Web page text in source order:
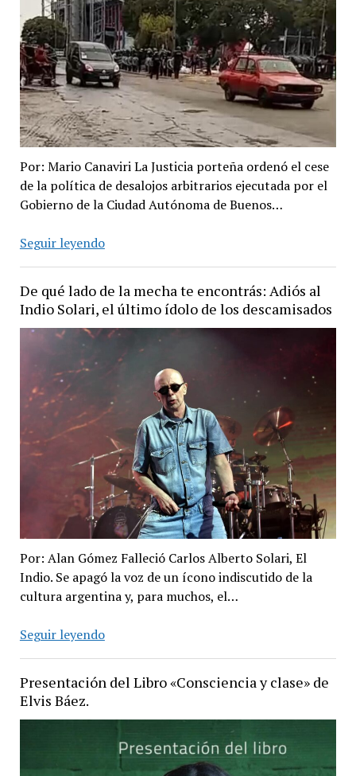
Por: Mario Canaviri La Justicia porteña ordenó el cese
de la política de desalojos arbitrarios ejecutada por el
Gobierno de la Ciudad Autónoma de Buenos…
Seguir leyendoRevés
Macri:
la
Justicia
frena
desalojos
y
respalda
al
Bajo
Flores
De qué lado de la mecha te encontrás: Adiós al
Indio Solari, el último ídolo de los descamisados
Por: Alan Gómez ​Falleció Carlos Alberto Solari, El
Indio. Se apagó la voz de un ícono indiscutido de la
cultura argentina y, para muchos, el…
Seguir leyendoDe
de
encontrás:
Presentación del Libro «Consciencia y clase» de
Elvis Báez.